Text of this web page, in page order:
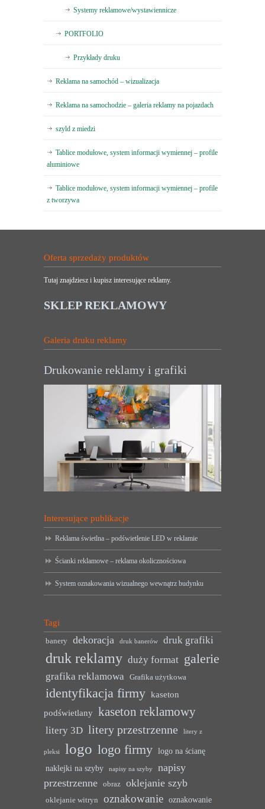
Systemy reklamowe/wystawiennicze
PORTFOLIO
Przykłady druku
Reklama na samochód – wizualizacja
Reklama na samochodzie – galeria reklamy na pojazdach
szyld z miedzi
Tablice modułowe, system informacji wymiennej – profile
aluminiowe
Tablice modułowe, system informacji wymiennej – profile
z tworzywa
Oferta sprzedaży produktów
Tutaj znajdziesz i kupisz interesujące reklamy.
SKLEP REKLAMOWY
Galeria druku reklamy
Drukowanie reklamy i grafiki
Interesujące publikacje
Reklama świetlna – podświetlenie LED w reklamie
Ścianki reklamowe – reklama okolicznościowa
System oznakowania wizualnego wewnątrz budynku
Tagi
banery dekoracja druk banerów druk grafiki
druk reklamy duży format galerie
grafika reklamowa Grafika użytkowa
identyfikacja firmy kaseton
podświetlany kaseton reklamowy
litery 3D litery przestrzenne litery z
pleksi logo logo firmy logo na ścianę
naklejki na szyby
napisy na szyby
napisy
przestrzenne
obraz oklejanie szyb
oklejanie witryn oznakowanie oznakowanie